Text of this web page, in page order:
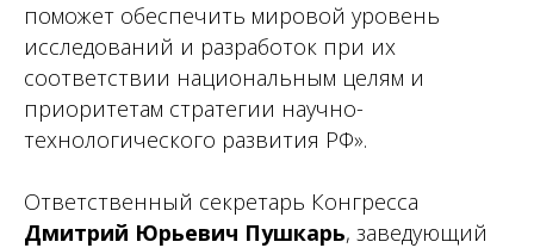
поможет обеспечить мировой уровень
исследований и разработок при их
соответствии национальным целям и
приоритетам стратегии научно-
технологического развития РФ».
Ответственный секретарь Конгресса
Дмитрий Юрьевич Пушкарь, заведующий